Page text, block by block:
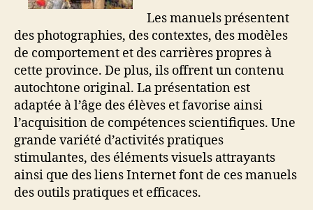
Les manuels présentent
des photographies, des contextes, des modèles
de comportement et des carrières propres à
cette province. De plus, ils offrent un contenu
autochtone original. La présentation est
adaptée à l’âge des élèves et favorise ainsi
l’acquisition de compétences scientifiques. Une
grande variété d’activités pratiques
stimulantes, des éléments visuels attrayants
ainsi que des liens Internet font de ces manuels
des outils pratiques et efficaces.